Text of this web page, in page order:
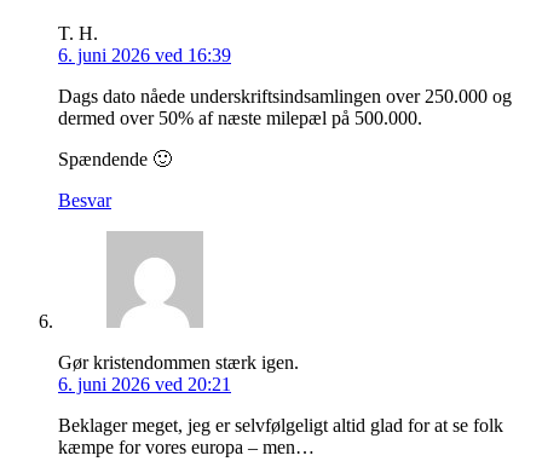
T. H.
6. juni 2026 ved 16:39
Dags dato nåede underskriftsindsamlingen over 250.000 og
dermed over 50% af næste milepæl på 500.000.
Spændende 🙂
Besvar
Gør kristendommen stærk igen.
6. juni 2026 ved 20:21
Beklager meget, jeg er selvfølgeligt altid glad for at se folk
kæmpe for vores europa – men…